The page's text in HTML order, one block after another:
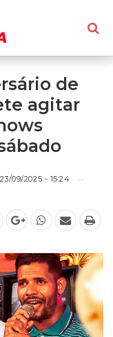
de
agitar
09/2025 - 15:24